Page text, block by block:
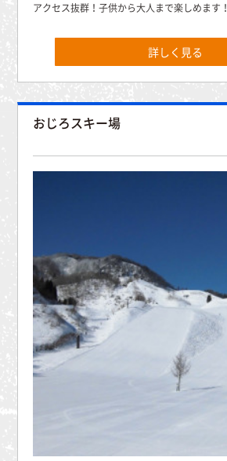
アクセス抜群！子供から大人まで楽しめます！
詳しく見る
おじろスキー場